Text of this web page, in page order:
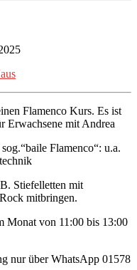
Flamenco Kurs. Es ist
Erwachsene mit Andrea
Flamenco“: u.a.
Stiefelletten mit
mitbringen.
Monat von 11:00 bis 13:00
nur über WhatsApp 01578